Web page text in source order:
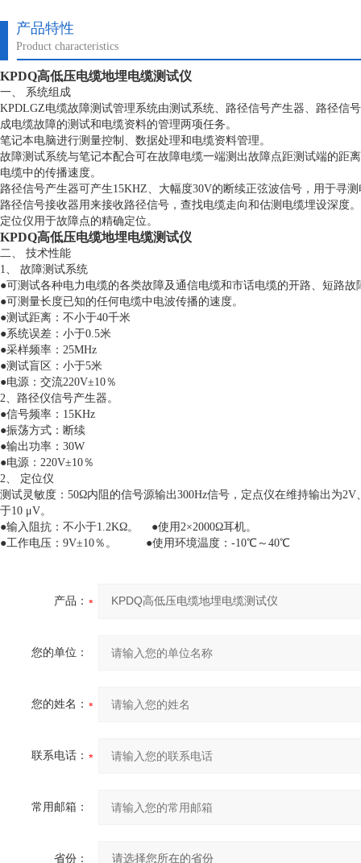
产品特性
Product characteristics
KPDQ高低压电缆地埋电缆测试仪
一、 系统组成
KPDLGZ电缆故障测试管理系统由测试系统、路径信号产生器、路径信
成电缆故障的测试和电缆资料的管理两项任务。
笔记本电脑进行测量控制、数据处理和电缆资料管理。
故障测试系统与笔记本配合可在故障电缆一端测出故障点距测试端的距
电缆中的传播速度。
路径信号产生器可产生15KHZ、大幅度30V的断续正弦波信号，用于寻
路径信号接收器用来接收路径信号，查找电缆走向和估测电缆埋设深度。
定位仪用于故障点的精确定位。
KPDQ高低压电缆地埋电缆测试仪
二、 技术性能
1、 故障测试系统
●可测试各种电力电缆的各类故障及通信电缆和市话电缆的开路、短路
●可测量长度已知的任何电缆中电波传播的速度。
●测试距离：不小于40千米
●系统误差：小于0.5米
●采样频率：25MHz
●测试盲区：小于5米
●电源：交流220V±10％
2、路径仪信号产生器。
●信号频率：15KHz
●振荡方式：断续
●输出功率：30W
●电源：220V±10％
2、 定位仪
测试灵敏度：50Ω内阻的信号源输出300Hz信号，定点仪在维持输出为
于10 μV。
●输入阻抗：不小于1.2KΩ。 ●使用2×2000Ω耳机。
●工作电压：9V±10％。 ●使用环境温度：-10℃～40℃
产品：
您的单位：
您的姓名：
联系电话：
常用邮箱：
省份：